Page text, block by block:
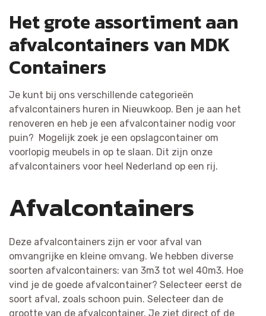
Het grote assortiment aan
afvalcontainers van MDK
Containers
Je kunt bij ons verschillende categorieën
afvalcontainers huren in Nieuwkoop. Ben je aan het
renoveren en heb je een afvalcontainer nodig voor
puin? Mogelijk zoek je een opslagcontainer om
voorlopig meubels in op te slaan. Dit zijn onze
afvalcontainers voor heel Nederland op een rij.
Afvalcontainers
Deze afvalcontainers zijn er voor afval van
omvangrijke en kleine omvang. We hebben diverse
soorten afvalcontainers: van 3m3 tot wel 40m3. Hoe
vind je de goede afvalcontainer? Selecteer eerst de
soort afval, zoals schoon puin. Selecteer dan de
grootte van de afvalcontainer. Je ziet direct of de